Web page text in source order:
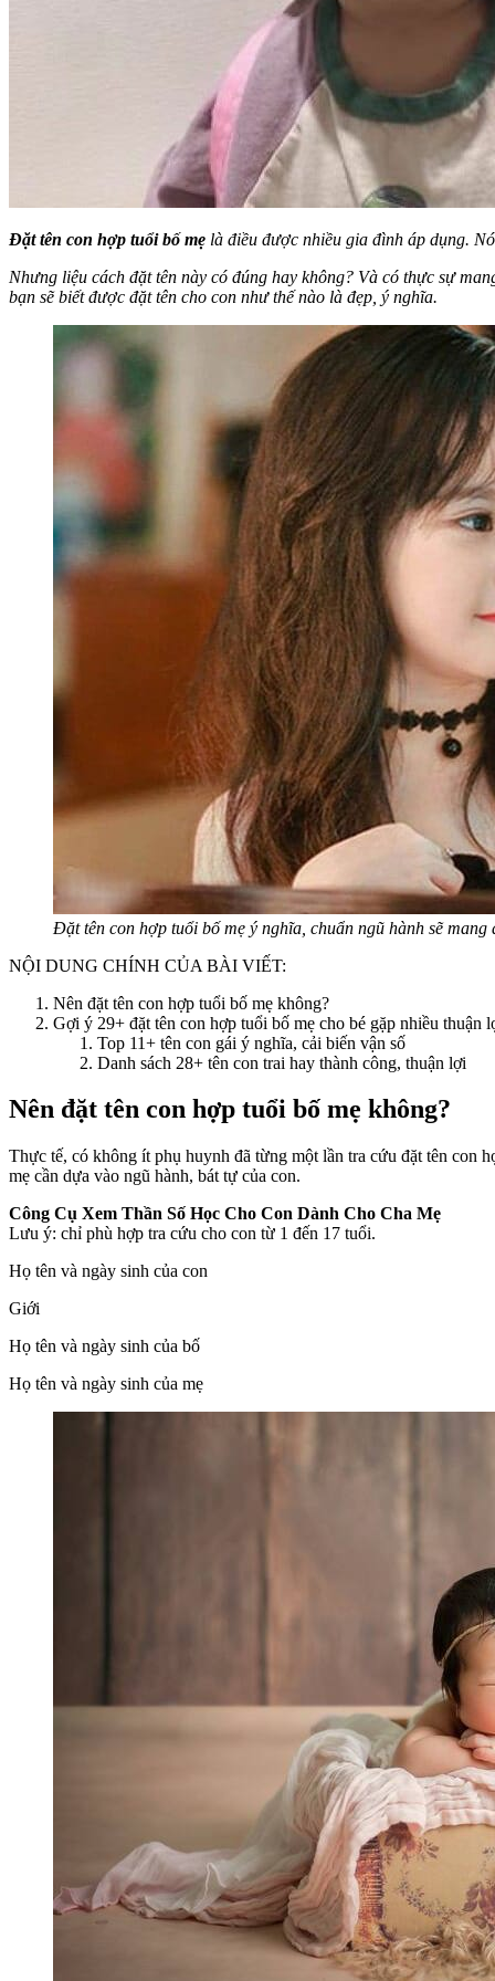
Đặt tên con hợp tuổi bố mẹ là điều được nhiều gia đình áp dụng.
Nhưng liệu cách đặt tên này có đúng hay không? Và có thực sự
bạn sẽ biết được đặt tên cho con như thế nào là đẹp, ý nghĩa.
Đặt tên con hợp tuổi bố mẹ ý nghĩa, chuẩn ngũ hành sẽ mang
NỘI DUNG CHÍNH CỦA BÀI VIẾT:
Nên đặt tên con hợp tuổi bố mẹ không?
Gợi ý 29+ đặt tên con hợp tuổi bố mẹ cho bé gặp nhiều thuận
Top 11+ tên con gái ý nghĩa, cải biến vận số
Danh sách 28+ tên con trai hay thành công, thuận lợi
Nên đặt tên con hợp tuổi bố mẹ không?
Thực tế, có không ít phụ huynh đã từng một lần tra cứu đặt tên con
mẹ cần dựa vào ngũ hành, bát tự của con.
Công Cụ Xem Thần Số Học Cho Con Dành Cho Cha Mẹ
Lưu ý: chỉ phù hợp tra cứu cho con từ 1 đến 17 tuổi.
Họ tên và ngày sinh của con
Giới
Họ tên và ngày sinh của bố
Họ tên và ngày sinh của mẹ